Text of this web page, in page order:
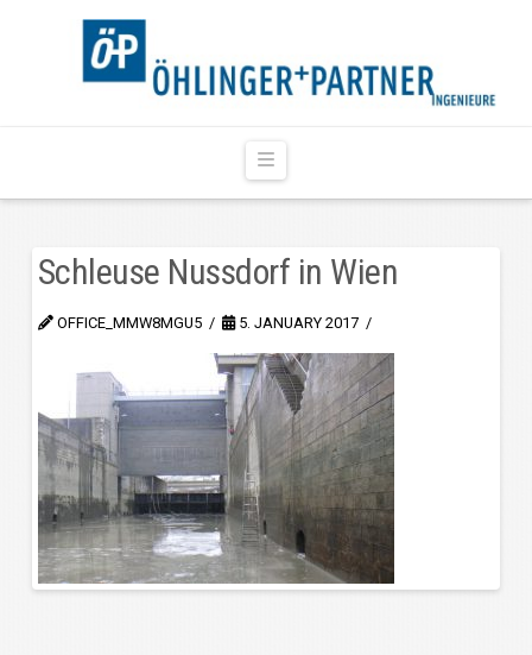
Navigation
Schleuse Nussdorf in Wien
OFFICE_MMW8MGU5 5. JANUARY 2017